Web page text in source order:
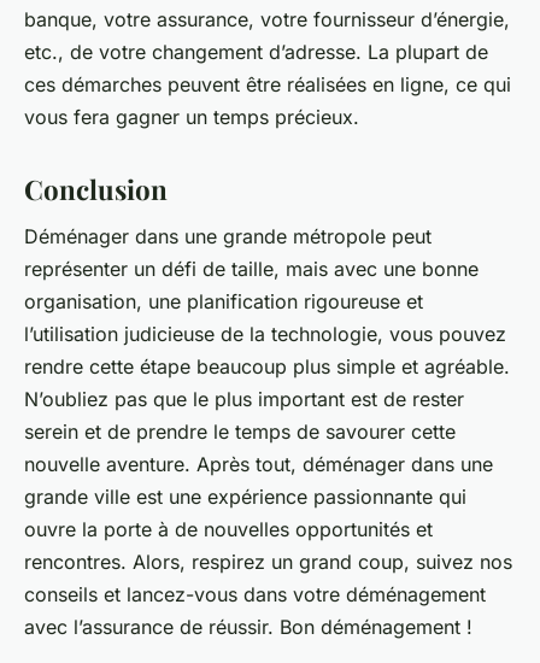
banque, votre assurance, votre fournisseur d’énergie,
etc., de votre changement d’adresse. La plupart de
ces démarches peuvent être réalisées en ligne, ce qui
vous fera gagner un temps précieux.
Conclusion
Déménager dans une grande métropole peut
représenter un défi de taille, mais avec une bonne
organisation, une planification rigoureuse et
l’utilisation judicieuse de la technologie, vous pouvez
rendre cette étape beaucoup plus simple et agréable.
N’oubliez pas que le plus important est de rester
serein et de prendre le temps de savourer cette
nouvelle aventure. Après tout, déménager dans une
grande ville est une expérience passionnante qui
ouvre la porte à de nouvelles opportunités et
rencontres. Alors, respirez un grand coup, suivez nos
conseils et lancez-vous dans votre déménagement
avec l’assurance de réussir. Bon déménagement !